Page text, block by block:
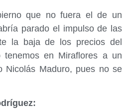
que no fuera el de un
parado el impulso de las
la baja de los precios del
tenemos en Miraflores a un
Nicolás Maduro, pues no se